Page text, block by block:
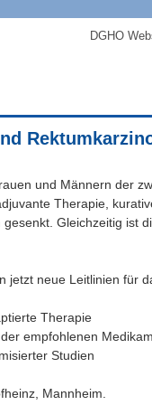
DGHO
und Männern der
Therapie,
Gleichzeitig ist
jetzt neue Leitlinien für
Therapie
empfohlenen
Studien
Mannheim.